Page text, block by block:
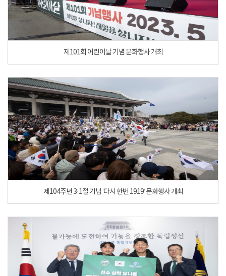
제101회 어린이날 기념 문화행사 개최
제104주년 3·1절 기념 ‘다시 한번 1919’ 문화행사 개최